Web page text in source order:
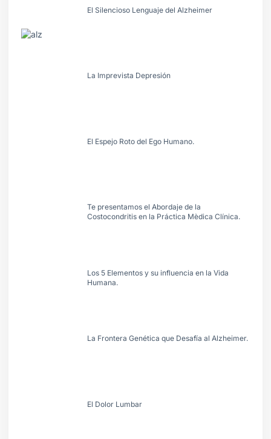
El Silencioso Lenguaje del Alzheimer
La Imprevista Depresión
El Espejo Roto del Ego Humano.
Te presentamos el Abordaje de la
Costocondritis en la Práctica Mèdica Clínica.
Los 5 Elementos y su influencia en la Vida
Humana.
La Frontera Genética que Desafía al Alzheimer.
El Dolor Lumbar